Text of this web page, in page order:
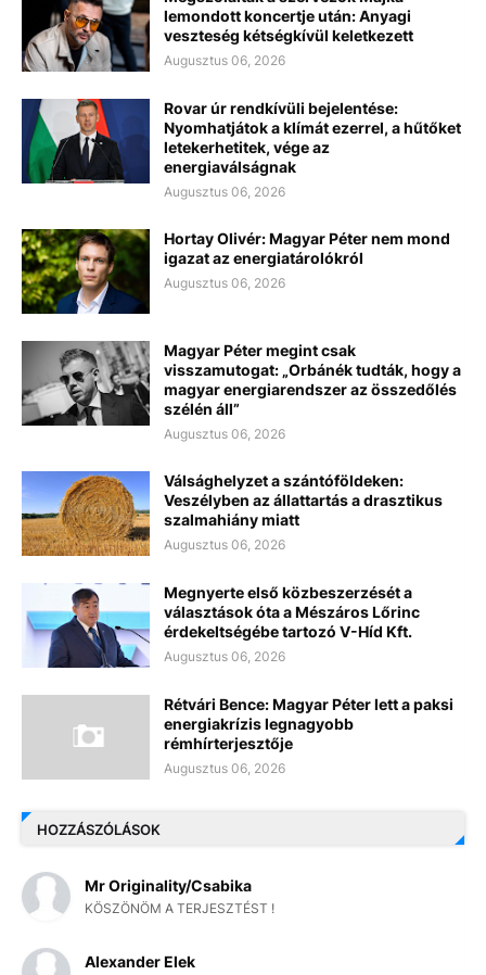
lemondott koncertje után: Anyagi
veszteség kétségkívül keletkezett
Augusztus 06, 2026
Rovar úr rendkívüli bejelentése:
Nyomhatjátok a klímát ezerrel, a hűtőket
letekerhetitek, vége az
energiaválságnak
Augusztus 06, 2026
Hortay Olivér: Magyar Péter nem mond
igazat az energiatárolókról
Augusztus 06, 2026
Magyar Péter megint csak
visszamutogat: „Orbánék tudták, hogy a
magyar energiarendszer az összedőlés
szélén áll”
Augusztus 06, 2026
Válsághelyzet a szántóföldeken:
Veszélyben az állattartás a drasztikus
szalmahiány miatt
Augusztus 06, 2026
Megnyerte első közbeszerzését a
választások óta a Mészáros Lőrinc
érdekeltségébe tartozó V-Híd Kft.
Augusztus 06, 2026
Rétvári Bence: Magyar Péter lett a paksi
energiakrízis legnagyobb
rémhírterjesztője
Augusztus 06, 2026
HOZZÁSZÓLÁSOK
Mr Originality/Csabika
KÖSZÖNÖM A TERJESZTÉST !
Alexander Elek